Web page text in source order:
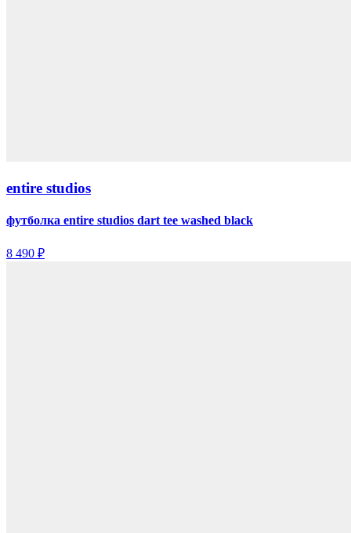
entire studios
футболка entire studios dart tee washed black
8 490 ₽